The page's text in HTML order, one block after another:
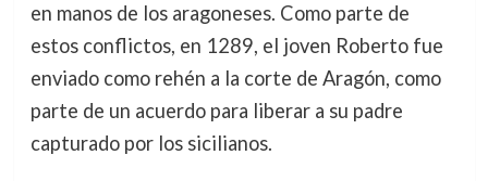
en manos de los aragoneses. Como parte de
estos conflictos, en 1289, el joven Roberto fue
enviado como rehén a la corte de Aragón, como
parte de un acuerdo para liberar a su padre
capturado por los sicilianos.